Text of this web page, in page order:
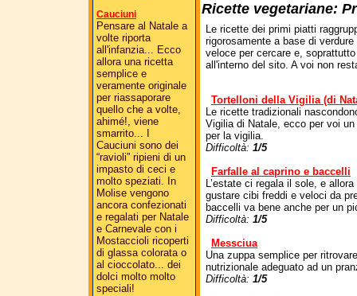
Ricette vegetariane:
Le ricette dei primi piatti
rigorosamente a base di
veloce per cercare e,
all'interno del sito. A voi non
Tortelloni della Vigilia (di
Le ricette tradizionali
Vigilia di Natale, ecco per voi
per la vigilia.
Difficoltà: 1/5
Farfalle al caprino e baccelli
L’estate ci regala il sole, e
gustare cibi freddi e veloci da
baccelli va bene anche per un
Difficoltà: 1/5
Messciua
Una zuppa semplice per
nutrizionale adeguato ad un
Difficoltà: 1/5
Cauciuni
Pensare al Natale a
volte riporta
all'infanzia... Ecco
allora una ricetta
semplice e
veramente originale
per riassaporare
quello che a volte,
ahimé!, viene
smarrito... I
Cauciuni sono dei
“ravioli” ripieni di un
impasto di ceci e
molto speziati. In
Molise vengono
ancora confezionati
e regalati per Natale
e Carnevale con i
Mostaccioli ricoperti
di glassa colorata o
al cioccolato... dei
dolci molto molto
speciali!